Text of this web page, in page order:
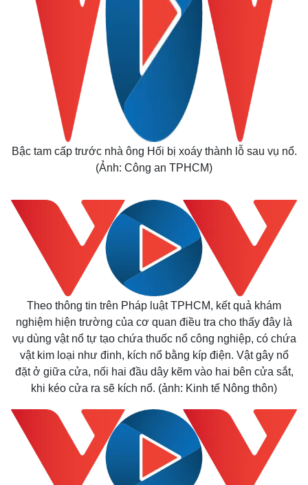
Kinh tế
Bất động sản
Khởi nghiệp
Thị trường
Giá vàng
Tiêu dùng
Tỷ giá
Chứng khoán
Bậc tam cấp trước nhà ông Hối bị xoáy thành lỗ sau vụ nổ.
(Ảnh: Công an TPHCM)
Theo thông tin trên Pháp luật TPHCM, kết quả khám
nghiệm hiện trường của cơ quan điều tra cho thấy đây là
vụ dùng vật nổ tự tạo chứa thuốc nổ công nghiệp, có chứa
vật kim loại như đinh, kích nổ bằng kíp điện. Vật gây nổ
đặt ở giữa cửa, nối hai đầu dây kẽm vào hai bên cửa sắt,
khi kéo cửa ra sẽ kích nổ. (ảnh: Kinh tế Nông thôn)